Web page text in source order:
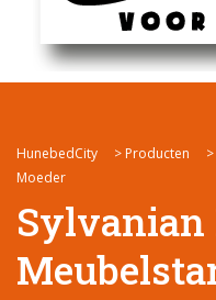
HunebedCity > Producten >
Moeder
Sylvanian